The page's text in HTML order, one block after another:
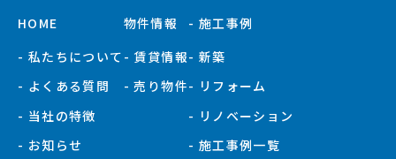
HOME
- 私たちについて
- よくある質問
- 当社の特徴
- お知らせ
物件情報
- 賃貸情報
- 売り物件
- 施工事例
- 新築
- リフォーム
- リノベーション
- 施工事例一覧